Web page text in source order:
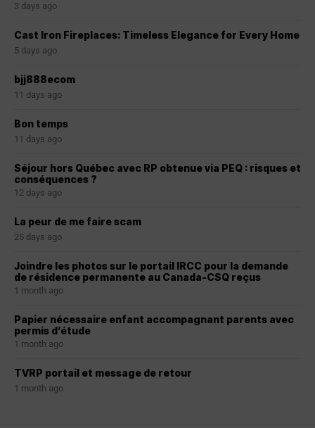
3 days ago
Cast Iron Fireplaces: Timeless Elegance for Every Home
5 days ago
bjj888ecom
11 days ago
Bon temps
11 days ago
Séjour hors Québec avec RP obtenue via PEQ : risques et
conséquences ?
12 days ago
La peur de me faire scam
25 days ago
Joindre les photos sur le portail IRCC pour la demande
de résidence permanente au Canada-CSQ reçus
1 month ago
Papier nécessaire enfant accompagnant parents avec
permis d’étude
1 month ago
TVRP portail et message de retour
1 month ago